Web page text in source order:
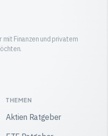
Finanzen und privatem
THEMEN
Aktien Ratgeber